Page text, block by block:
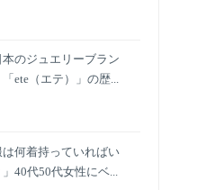
本のジュエリーブラン
「ete（エテ）」の歴...
は何着持っていればい
40代50代女性にベ...